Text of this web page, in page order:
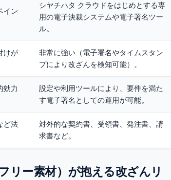
イン
シヤチハタ クラウドをはじめとする専
用の電子決裁システムや電子署名ツー
ル。
けが
非常に強い（電子署名やタイムスタン
プにより改ざんを検知可能）。
効力
設定や利用ツールにより、要件を満た
す電子署名としての運用が可能。
ど法
対外的な契約書、受領書、発注書、請
求書など。
リー素材）が抱える改ざんリ